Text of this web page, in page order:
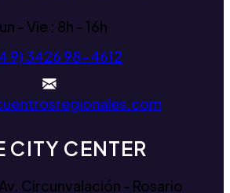
- Vie : 8h - 16h
9) 3426 98-4612
CITY CENTER
Circunvalación - Rosario